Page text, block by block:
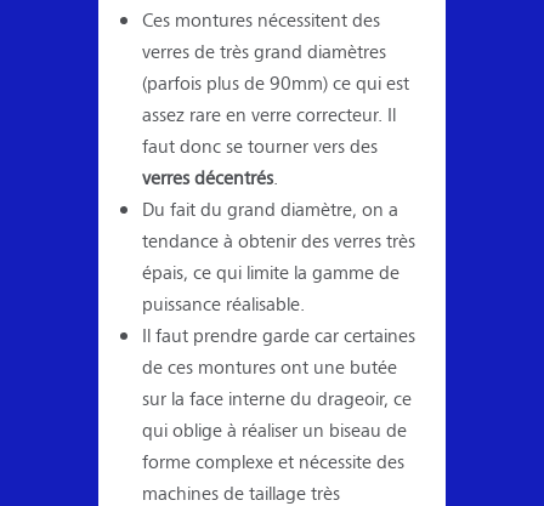
Ces montures nécessitent des
verres de très grand diamètres
(parfois plus de 90mm) ce qui est
assez rare en verre correcteur. Il
faut donc se tourner vers des
verres décentrés.
Du fait du grand diamètre, on a
tendance à obtenir des verres très
épais, ce qui limite la gamme de
puissance réalisable.
Il faut prendre garde car certaines
de ces montures ont une butée
sur la face interne du drageoir, ce
qui oblige à réaliser un biseau de
forme complexe et nécessite des
machines de taillage très